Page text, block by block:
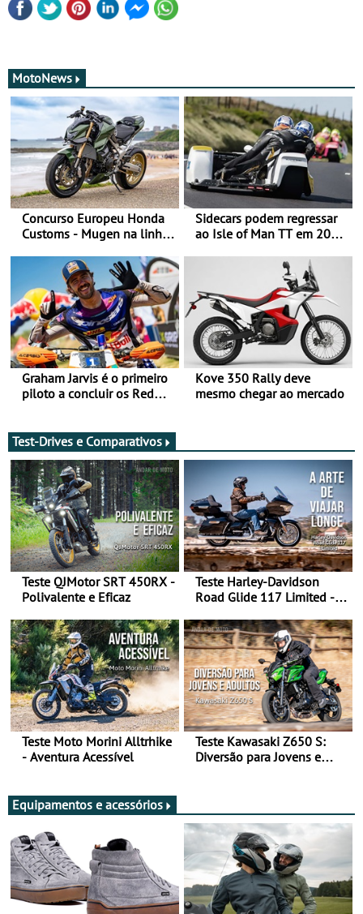
MotoNews
Concurso Europeu Honda
Customs - Mugen na linha
Sidecars podem regressar
ao Isle of Man TT em 2027
Graham Jarvis é o primeiro
piloto a concluir os Red
Kove 350 Rally deve
mesmo chegar ao mercado
Test-Drives e Comparativos
Teste QJMotor SRT 450RX -
Polivalente e Eficaz
Teste Harley-Davidson
Road Glide 117 Limited - A
Teste Moto Morini Alltrhike
- Aventura Acessível
Teste Kawasaki Z650 S:
Diversão para Jovens e
Equipamentos e acessórios